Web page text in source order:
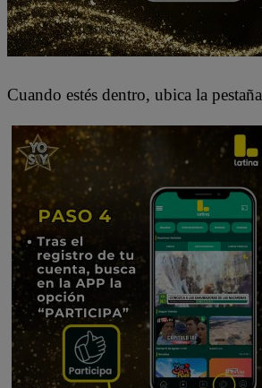
Cuando estés dentro, ubica la pestaña